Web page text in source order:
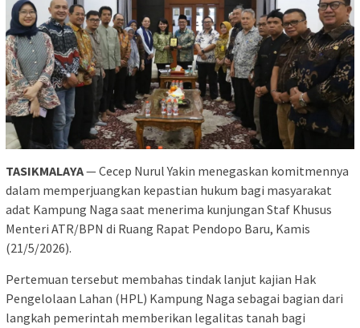
TASIKMALAYA—Cecep Nurul Yakin menegaskan komitmennya
dalam memperjuangkan kepastian hukum bagi masyarakat
adat Kampung Naga saat menerima kunjungan Staf Khusus
Menteri ATR/BPN di Ruang Rapat Pendopo Baru, Kamis
(21/5/2026).
Pertemuan tersebut membahas tindak lanjut kajian Hak
Pengelolaan Lahan (HPL) Kampung Naga sebagai bagian dari
langkah pemerintah memberikan legalitas tanah bagi